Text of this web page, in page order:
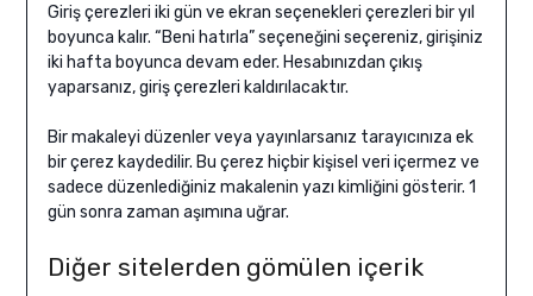
Giriş çerezleri iki gün ve ekran seçenekleri çerezleri bir yıl
boyunca kalır. “Beni hatırla” seçeneğini seçereniz, girişiniz
iki hafta boyunca devam eder. Hesabınızdan çıkış
yaparsanız, giriş çerezleri kaldırılacaktır.
Bir makaleyi düzenler veya yayınlarsanız tarayıcınıza ek
bir çerez kaydedilir. Bu çerez hiçbir kişisel veri içermez ve
sadece düzenlediğiniz makalenin yazı kimliğini gösterir. 1
gün sonra zaman aşımına uğrar.
Diğer sitelerden gömülen içerik